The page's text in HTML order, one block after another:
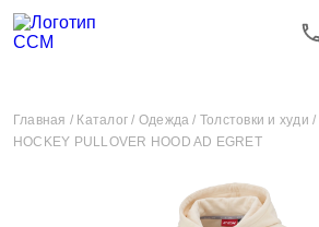
Главная / Каталог / Одежда / Толстовки и худи /
HOCKEY PULLOVER HOOD AD EGRET